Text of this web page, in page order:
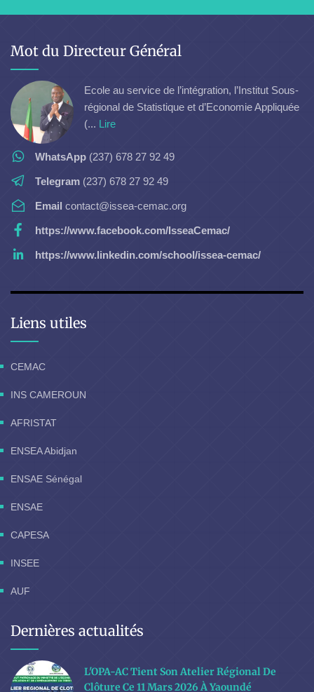
Mot du Directeur Général
Ecole au service de l’intégration, l’Institut Sous-
régional de Statistique et d’Economie Appliquée
(... Lire
WhatsApp (237) 678 27 92 49
Telegram (237) 678 27 92 49
Email contact@issea-cemac.org
https://www.facebook.com/IsseaCemac/
https://www.linkedin.com/school/issea-cemac/
Liens utiles
CEMAC
INS CAMEROUN
AFRISTAT
ENSEA Abidjan
ENSAE Sénégal
ENSAE
CAPESA
INSEE
AUF
Dernières actualités
L'OPA-AC Tient Son Atelier Régional De
Clôture Ce 11 Mars 2026 À Yaoundé